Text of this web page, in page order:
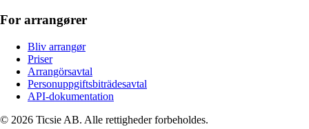
For arrangører
Bliv arrangør
Priser
Arrangörsavtal
Personuppgiftsbiträdesavtal
API-dokumentation
© 2026 Ticsie AB. Alle rettigheder forbeholdes.